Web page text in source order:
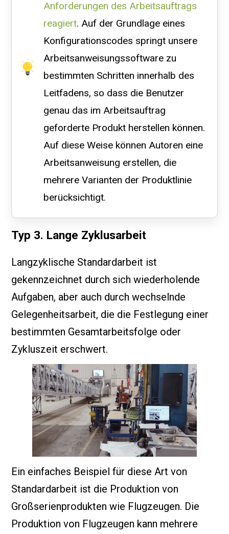
Anforderungen des Arbeitsauftrags
reagiert. Auf der Grundlage eines
Konfigurationscodes springt unsere
Arbeitsanweisungssoftware zu
bestimmten Schritten innerhalb des
Leitfadens, so dass die Benutzer
genau das im Arbeitsauftrag
geforderte Produkt herstellen können.
Auf diese Weise können Autoren eine
Arbeitsanweisung erstellen, die
mehrere Varianten der Produktlinie
berücksichtigt.
Typ 3. Lange Zyklusarbeit
Langzyklische Standardarbeit ist
gekennzeichnet durch sich wiederholende
Aufgaben, aber auch durch wechselnde
Gelegenheitsarbeit, die die Festlegung einer
bestimmten Gesamtarbeitsfolge oder
Zykluszeit erschwert.
Ein einfaches Beispiel für diese Art von
Standardarbeit ist die Produktion von
Großserienprodukten wie Flugzeugen. Die
Produktion von Flugzeugen kann mehrere